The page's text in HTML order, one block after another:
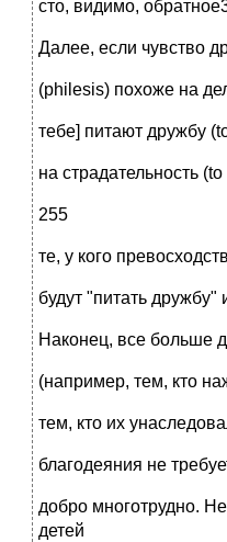
сто, видимо,
Далее, если чувство
(philesis) похоже на
тебе] питают дружбу
на страдательность
255
те, у кого
будут "питать
Наконец, все больше
(например, тем, кто
тем, кто их
благодеяния не
добро многотрудно.
детей